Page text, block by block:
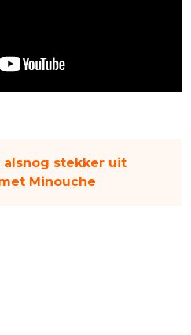
alsnog stekker uit
Minouche